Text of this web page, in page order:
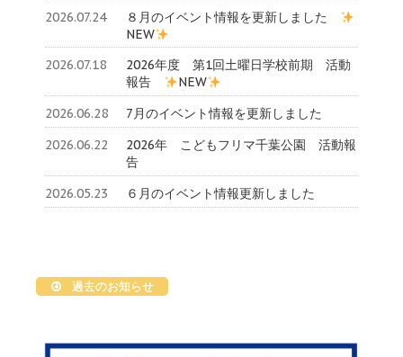
2026.07.24
８月のイベント情報を更新しました
NEW
2026.07.18
2026年度 第1回土曜日学校前期 活動
報告
NEW
2026.06.28
7月のイベント情報を更新しました
2026.06.22
2026年 こどもフリマ千葉公園 活動報
告
2026.05.23
６月のイベント情報更新しました
過去のお知らせ